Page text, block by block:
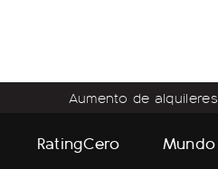
Aumento de alquileres
RatingCero Mundo